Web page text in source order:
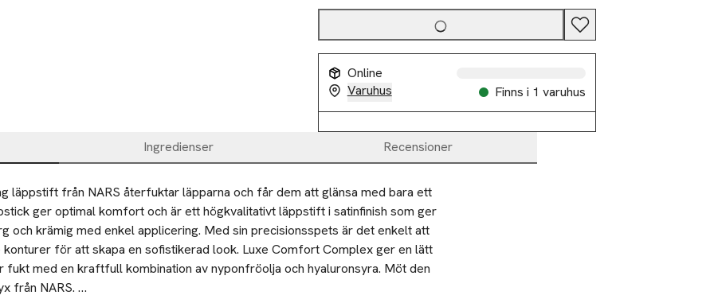
Online
Varuhus
Finns i 1 varuhus
Ingredienser Recensioner
läppstift från NARS återfuktar läpparna och får dem att glänsa med bara ett
ger optimal komfort och är ett högkvalitativt läppstift i satinfinish som ger
och krämig med enkel applicering. Med sin precisionsspets är det enkelt att
konturer för att skapa en sofistikerad look. Luxe Comfort Complex ger en lätt
fukt med en kraftfull kombination av nyponfröolja och hyaluronsyra. Möt den
från NARS.